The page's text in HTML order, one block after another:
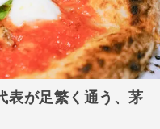
表が足繁く通う、茅